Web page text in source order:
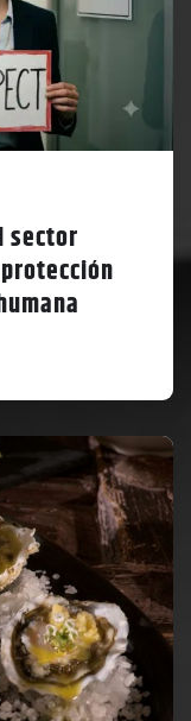
sector